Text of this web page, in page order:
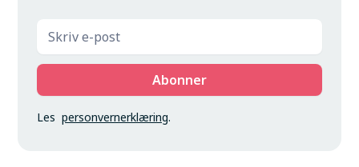
Lespersonvernerklæring.